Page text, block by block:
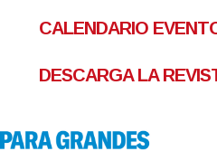
CALENDARIO
DESCARGA LA